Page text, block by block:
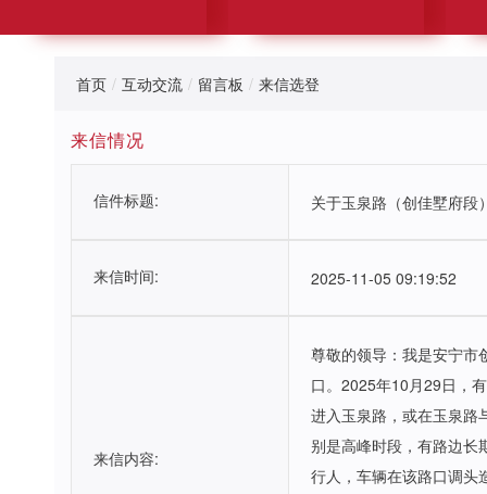
首页 / 互动交流 / 留言板 / 来信选登
来信情况
信件标题: 关于玉泉路（创佳墅府段
来信时间: 2025-11-05 09:19:52
来信内容:
尊敬的领导：我是安宁市
口。2025年10月29日，
进入玉泉路，或在玉泉路
别是高峰时段，有路边长
行人，车辆在该路口调头